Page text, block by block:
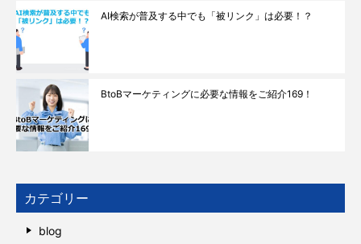
AI検索が普及する中でも「被リンク」は必要！？
BtoBマーケティングに必要な情報をご紹介169！
カテゴリー
blog